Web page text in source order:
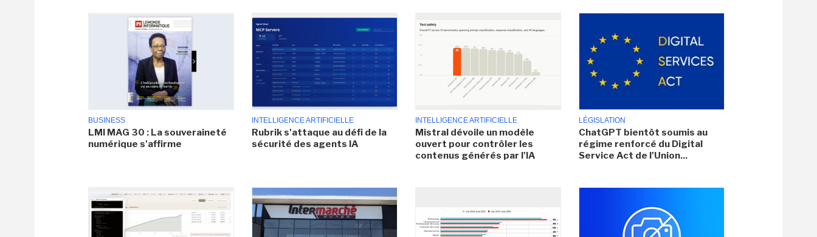
BUSINESS
LMI MAG 30 : La souveraineté
numérique s'affirme
INTELLIGENCE ARTIFICIELLE
Rubrik s'attaque au défi de la
sécurité des agents IA
INTELLIGENCE ARTIFICIELLE
Mistral dévoile un modèle
ouvert pour contrôler les
contenus générés par l'IA
LÉGISLATION
ChatGPT bientôt soumis au
régime renforcé du Digital
Service Act de l'Union...